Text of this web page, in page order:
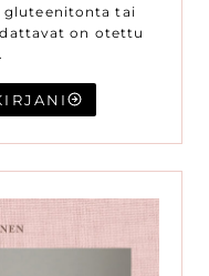
gluteenitonta tai
on otettu